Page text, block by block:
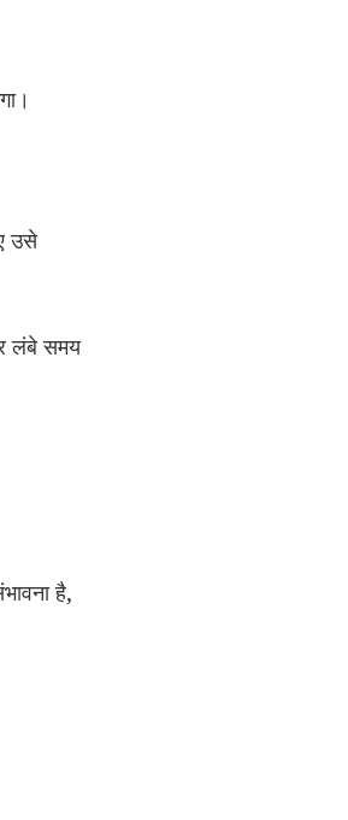
उसे
लंबे समय
है,